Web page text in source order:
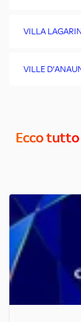
VILLA
VILLE
Ecco tutto